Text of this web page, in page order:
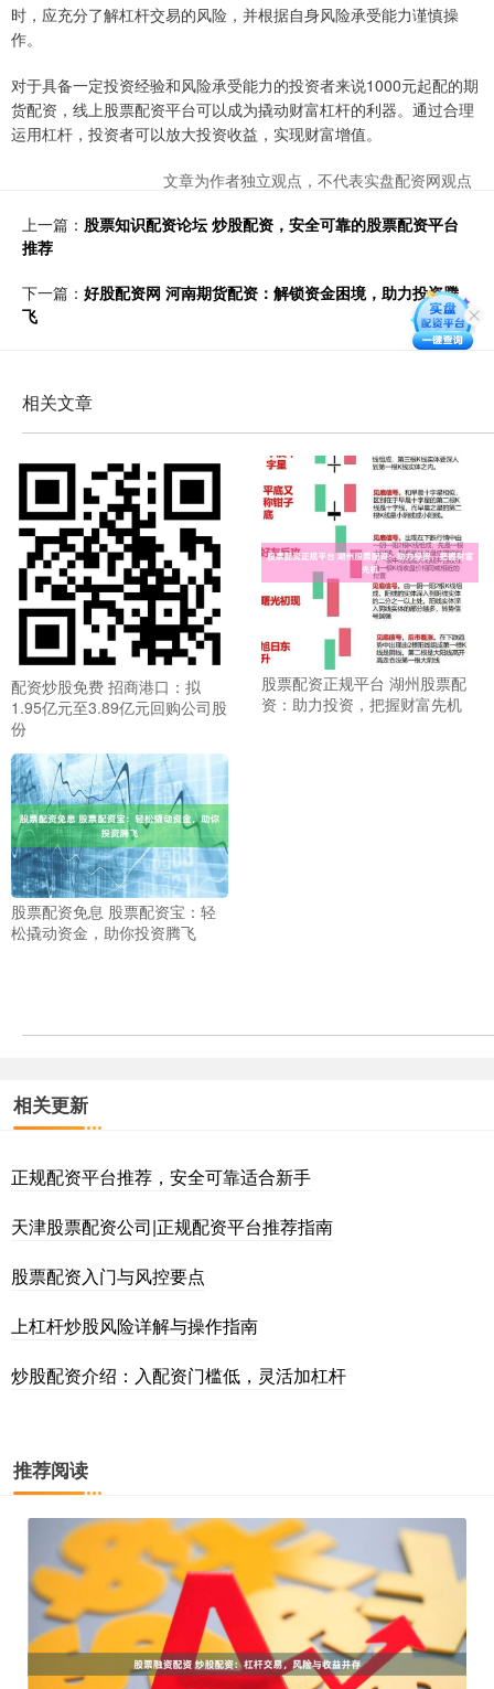
时，应充分了解杠杆交易的风险，并根据自身风险承受能力谨慎操
作。
对于具备一定投资经验和风险承受能力的投资者来说1000元起配的期
货配资，线上股票配资平台可以成为撬动财富杠杆的利器。通过合理
运用杠杆，投资者可以放大投资收益，实现财富增值。
文章为作者独立观点，不代表实盘配资网观点
上一篇： 股票知识配资论坛 炒股配资，安全可靠的股票配资平台
推荐
下一篇： 好股配资网 河南期货配资：解锁资金困境，助力投资腾
飞
相关文章
配资炒股免费 招商港口：拟
1.95亿元至3.89亿元回购公司股
份
股票配资正规平台 湖州股票配
资：助力投资，把握财富先机
股票配资免息 股票配资宝：轻
松撬动资金，助你投资腾飞
相关更新
正规配资平台推荐，安全可靠适合新手
天津股票配资公司|正规配资平台推荐指南
股票配资入门与风控要点
上杠杆炒股风险详解与操作指南
炒股配资介绍：入配资门槛低，灵活加杠杆
推荐阅读